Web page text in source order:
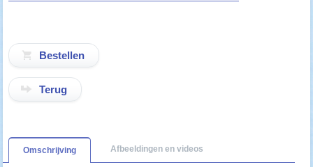
Terug
Omschrijving Afbeeldingen en videos